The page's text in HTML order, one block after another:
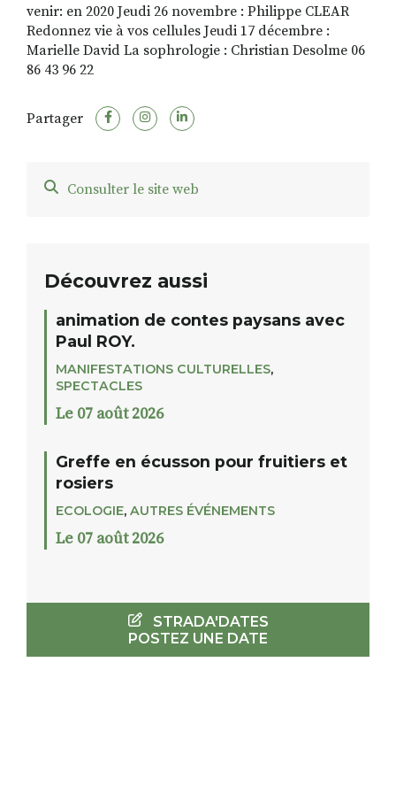
venir: en 2020 Jeudi 26 novembre : Philippe CLEAR
Redonnez vie à vos cellules Jeudi 17 décembre :
Marielle David La sophrologie : Christian Desolme 06
86 43 96 22
Partager
Consulter le site web
Découvrez aussi
animation de contes paysans avec
Paul ROY.
MANIFESTATIONS CULTURELLES,
SPECTACLES
Le 07 août 2026
Greffe en écusson pour fruitiers et
rosiers
ECOLOGIE, AUTRES ÉVÉNEMENTS
Le 07 août 2026
STRADA'DATES
POSTEZ UNE DATE